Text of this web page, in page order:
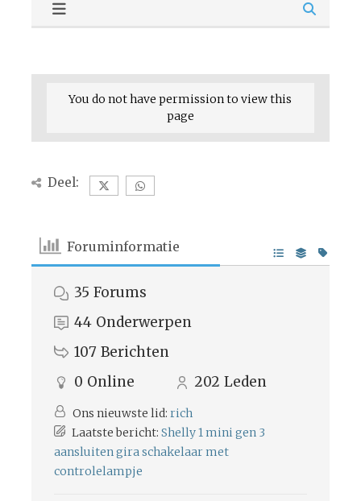
You do not have permission to view this
page
Deel:
Foruminformatie
35 Forums
44 Onderwerpen
107 Berichten
0 Online 202 Leden
Ons nieuwste lid: rich
Laatste bericht: Shelly 1 mini gen 3
aansluiten gira schakelaar met
controlelampje